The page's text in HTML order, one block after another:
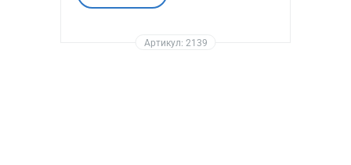
Артикул: 2139